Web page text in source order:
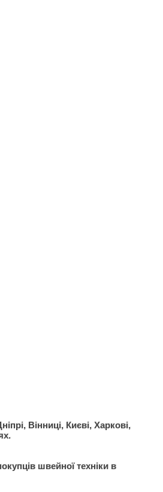
Вінниці, Києві, Харкові,
швейної техніки в